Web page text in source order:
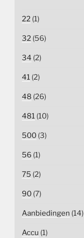
22 (1)
32 (56)
34 (2)
41 (2)
48 (26)
481 (10)
500 (3)
56 (1)
75 (2)
90 (7)
Aanbiedingen (14)
Accu (1)